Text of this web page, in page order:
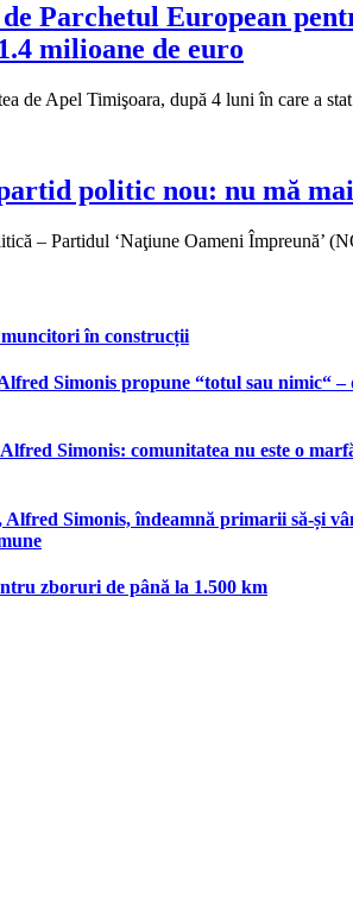
Parchetul European
milioane de euro
de Apel Timişoara, după 4 luni în care a
politic nou: nu mă mai
– Partidul ‘Naţiune Oameni Împreună’
în construcții
Simonis propune “totul sau nimic“
Simonis: comunitatea nu este o
Simonis, îndeamnă primarii să-și
zboruri de până la 1.500 km